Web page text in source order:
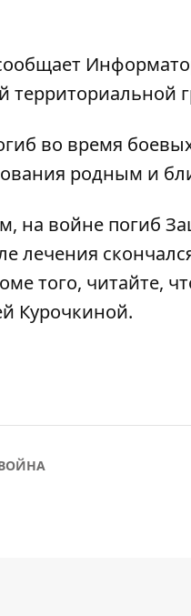
территориальной
во время
родным и
на войне погиб
лечения
того, читайте,
Курочкиной.